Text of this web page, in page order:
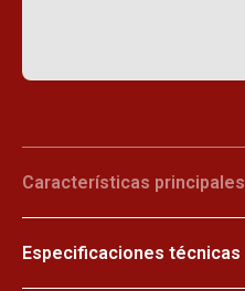
Características principales
Especificaciones técnicas